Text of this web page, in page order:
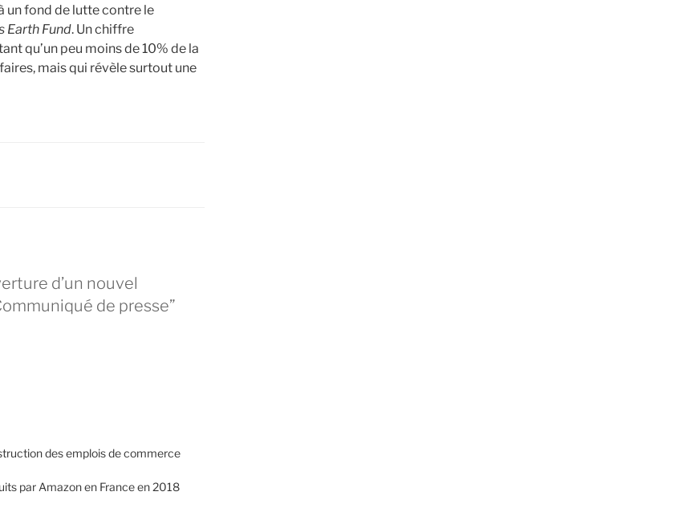
un fond de lutte contre le
Earth Fund. Un chiffre
qu’un peu moins de 10% de la
mais qui révèle surtout une
d’un nouvel
de presse”
des emplois de commerce
par Amazon en France en 2018